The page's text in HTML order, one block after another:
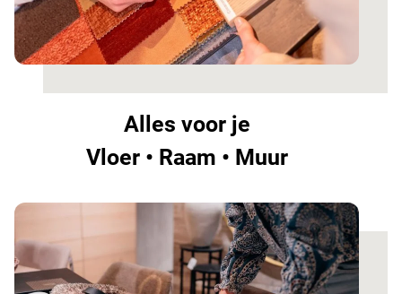
Alles voor je
Vloer • Raam • Muur